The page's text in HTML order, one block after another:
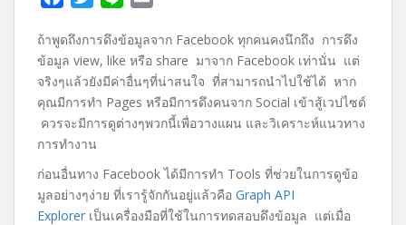
c
e
b
o
o
k
i
t
t
e
r
n
e
a
l
ถ้าพูดถึงการดึงข้อมูลจาก Facebook ทุกคนคงนึกถึง การดึง
ข้อมูล view, like หรือ share มาจาก Facebook เท่านั่น แต่
จริงๆแล้วยังมีค่าอื่นๆที่น่าสนใจ ที่สามารถนำไปใช้ได้ หาก
คุณมีการทำ Pages หรือมีการดึงคนจาก Social เข้าสู้เวปไซด์
ควรจะมีการดูต่างๆพวกนี้เพื่อวางแผน และวิเคราะห์แนวทาง
การทำงาน
ก่อนอื่นทาง Facebook ได้มีการทำ Tools ที่ช่วยในการดูข้อ
มูลอย่างๆง่าย ที่เรารู้จักกันอยู่แล้วคือ Graph API
Explorer เป็นเครื่องมือที่ใช้ในการทดสอบดึงข้อมูล แต่เมื่อ